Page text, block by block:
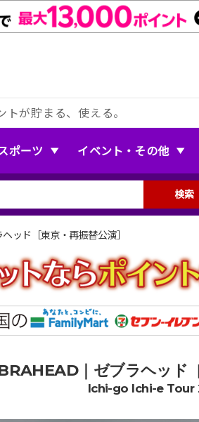
が貯まる、使える。
ポーツ イベント・その他
検索
ッド［東京・再振替公演］
｜ゼブラヘッド［
Ichi-go Ichi-e Tour